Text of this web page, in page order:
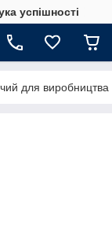
успішності
для виробництва